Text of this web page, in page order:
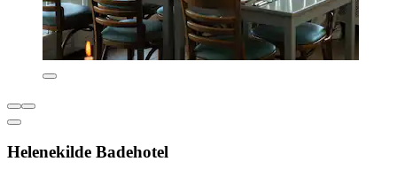
Helenekilde Badehotel